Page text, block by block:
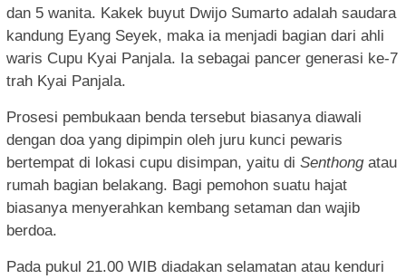
dan 5 wanita. Kakek buyut Dwijo Sumarto adalah saudara
kandung Eyang Seyek, maka ia menjadi bagian dari ahli
waris Cupu Kyai Panjala. Ia sebagai pancer generasi ke-7
trah Kyai Panjala.
Prosesi pembukaan benda tersebut biasanya diawali
dengan doa yang dipimpin oleh juru kunci pewaris
bertempat di lokasi cupu disimpan, yaitu di Senthongatau
rumah bagian belakang. Bagi pemohon suatu hajat
biasanya menyerahkan kembang setaman dan wajib
berdoa.
Pada pukul 21.00 WIB diadakan selamatan atau kenduri